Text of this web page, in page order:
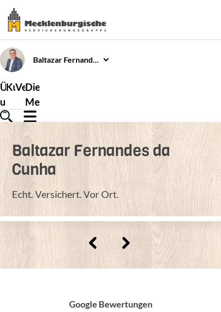
Baltazar Fernandes da Cunha
Über
uns
Kundenservice
Versicherungen
Die
Mecklenburgische
Baltazar Fernandes da
Cunha
Echt. Versichert. Vor Ort.
Google Bewertungen